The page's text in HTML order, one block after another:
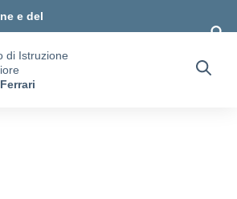
e del
di Istruzione